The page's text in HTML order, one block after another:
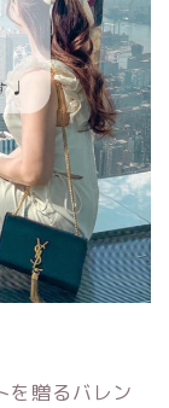
を贈るバレン